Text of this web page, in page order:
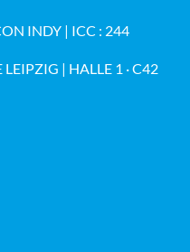
INDY | ICC : 244
LEIPZIG | HALLE 1 · C42